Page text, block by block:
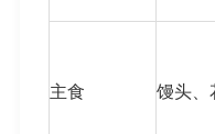
主食 馒头、